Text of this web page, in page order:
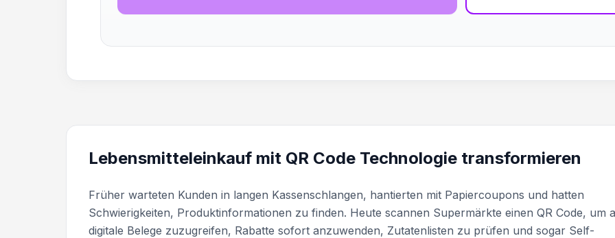
Lebensmitteleinkauf mit QR Code Technologie transformieren
Früher warteten Kunden in langen Kassenschlangen, hantierten mit Papiercoupons und hatten
Schwierigkeiten, Produktinformationen zu finden. Heute scannen Supermärkte einen QR Code, um
digitale Belege zuzugreifen, Rabatte sofort anzuwenden, Zutatenlisten zu prüfen und sogar Self-